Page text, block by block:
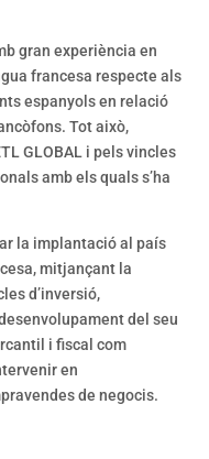
gran experiència en
francesa respecte als
espanyols en relació
Tot això,
GLOBAL i pels vincles
amb els quals s’ha
la implantació al país
mitjançant la
d’inversió,
del seu
i fiscal com
en
de negocis.